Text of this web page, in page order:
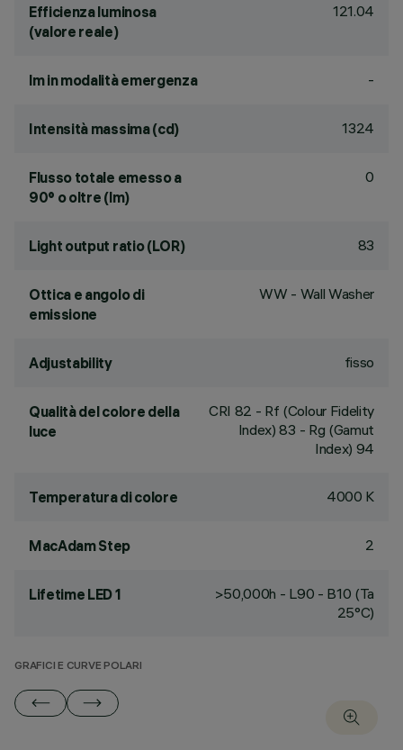
Efficienza luminosa
(valore reale)
121.04
lm in modalità emergenza -
Intensità massima (cd) 1324
Flusso totale emesso a
90° o oltre (lm)
0
Light output ratio (LOR) 83
Ottica e angolo di
emissione
WW - Wall Washer
Adjustability fisso
Qualità del colore della
luce
CRI 82 - Rf (Colour Fidelity
Index) 83 - Rg (Gamut
Index) 94
Temperatura di colore 4000 K
MacAdam Step 2
Lifetime LED 1
>50,000h - L90 - B10 (Ta
25°C)
GRAFICI E CURVE POLARI